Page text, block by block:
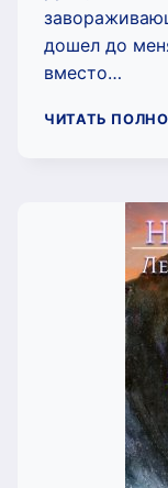
дошел до
вместо…
ЧИТАТЬ